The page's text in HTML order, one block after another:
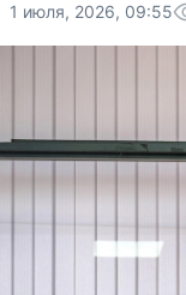
1 июля, 2026, 09:55